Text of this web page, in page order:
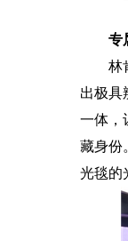
专
林
出极具
一体，
藏身份
光毯的